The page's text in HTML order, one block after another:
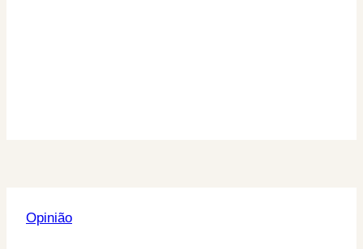
Opinião